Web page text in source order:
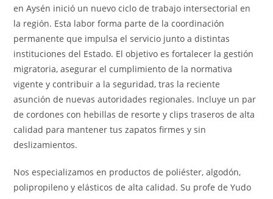
en Aysén inició un nuevo ciclo de trabajo intersectorial en
la región. Esta labor forma parte de la coordinación
permanente que impulsa el servicio junto a distintas
instituciones del Estado. El objetivo es fortalecer la gestión
migratoria, asegurar el cumplimiento de la normativa
vigente y contribuir a la seguridad, tras la reciente
asunción de nuevas autoridades regionales. Incluye un par
de cordones con hebillas de resorte y clips traseros de alta
calidad para mantener tus zapatos firmes y sin
deslizamientos.
Nos especializamos en productos de poliéster, algodón,
polipropileno y elásticos de alta calidad. Su profe de Yudo